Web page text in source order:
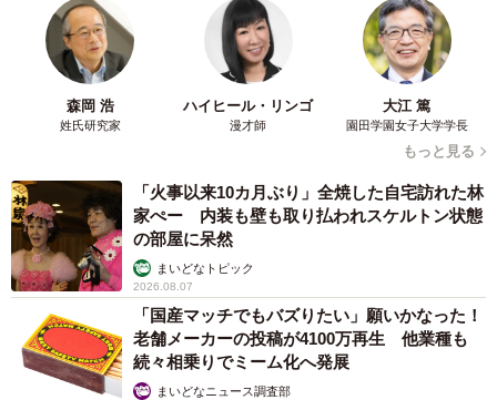
森岡 浩
姓氏研究家
ハイヒール・リンゴ
漫才師
大江 篤
園田学園女子大学学長
もっと見る
「火事以来10カ月ぶり」全焼した自宅訪れた林
家ぺー 内装も壁も取り払われスケルトン状態
の部屋に呆然
まいどなトピック
2026.08.07
「国産マッチでもバズりたい」願いかなった！
老舗メーカーの投稿が4100万再生 他業種も
続々相乗りでミーム化へ発展
まいどなニュース調査部